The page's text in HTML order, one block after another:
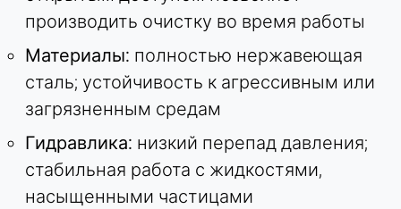
производить очистку во время работы
Материалы: полностью нержавеющая
сталь; устойчивость к агрессивным или
загрязненным средам
Гидравлика: низкий перепад давления;
стабильная работа с жидкостями,
насыщенными частицами